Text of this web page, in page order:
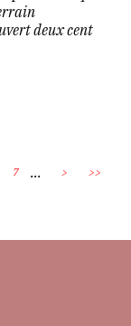
deux cent
7 ... > >>